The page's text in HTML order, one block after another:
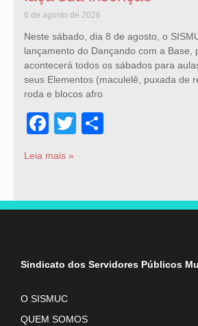
6 de agosto de 2026
Neste sábado, dia 8 de agosto, o
lançamento do Dançando com a Base,
acontecerá todos os sábados para
seus Elementos (maculelê, puxada de
roda e blocos afro
Facebook
Twitter
Leia mais »
Sindicato dos Servidores Públicos
O SISMUC
QUEM SOMOS